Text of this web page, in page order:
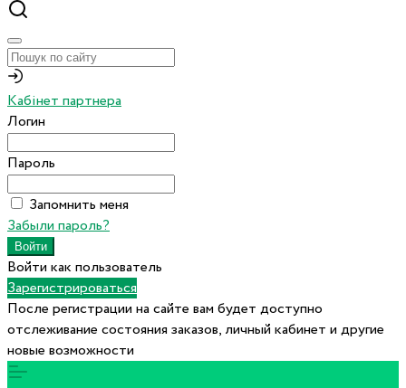
Кабінет партнера
Логин
Пароль
Запомнить меня
Забыли пароль?
Войти как пользователь
Зарегистрироваться
После регистрации на сайте вам будет доступно
отслеживание состояния заказов, личный кабинет и другие
новые возможности